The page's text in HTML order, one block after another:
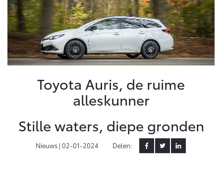
Ons bedrijf
Ons bedrijf
Contact en Route
Vacatures
Klantbeoordelingen
Modellen
Aygo X
HYBRIDE
Vanaf € 23.750,-
Yaris
HYBRIDE
Occasions
Nieuws & Acties
Diensten
Toyota Auris, de ruime
alleskunner
Stille waters, diepe gronden
Nieuws | 02-01-2024 Delen: